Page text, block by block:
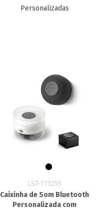
Personalizadas
LST-773255
Caixinha de Som Bluetooth
Personalizada com